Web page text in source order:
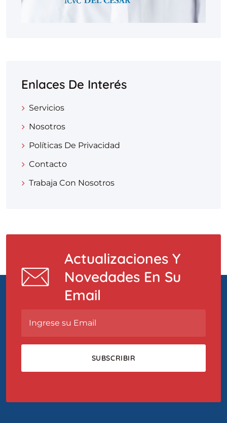
Enlaces De Interés
Servicios
Nosotros
Políticas De Privacidad
Contacto
Trabaja Con Nosotros
Actualizaciones Y
Novedades En Su
Email